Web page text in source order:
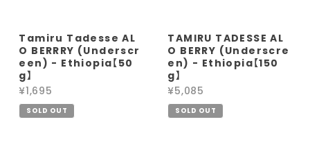
Tamiru Tadesse AL
O BERRRY (Underscr
een) - Ethiopia【50
g】
¥1,695
SOLD OUT
TAMIRU TADESSE AL
O BERRY (Underscre
en) - Ethiopia【150
g】
¥5,085
SOLD OUT